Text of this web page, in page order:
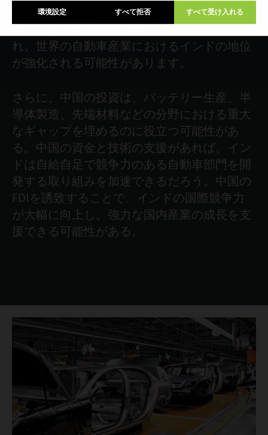
環境設定 すべて受け入れる
すべて拒否
な知識とスキルを交換することでもありま
す。この交換により、新しいアイデアが生ま
れ、世界の自動車産業におけるインドの地位
が強化される可能性があります。
さらに、中国の投資は、バッテリー生産、半
導体製造、先端材料などの分野における重大
なギャップを埋めるのに役立つ可能性があ
る。中国の資金と技術の支援があれば、イン
ドは自給自足で競争力のある自動車部門を開
発する取り組みを加速できるだろう。中国の
FDIを誘致することで、インドの国際競争力
が大幅に向上し、強力な国内産業の成長を支
援できる可能性がある。